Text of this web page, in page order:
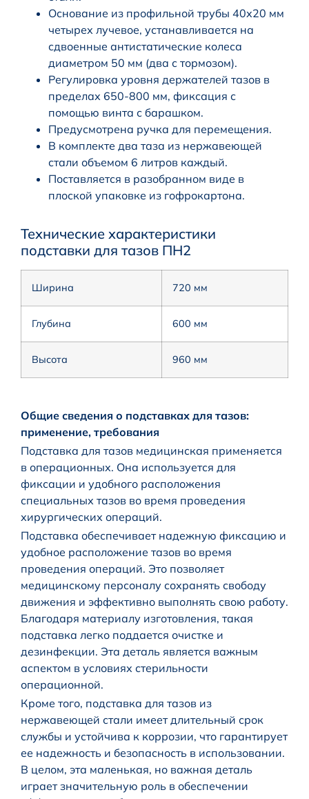
Основание из профильной трубы 40х20 мм
четырех лучевое, устанавливается на
сдвоенные антистатические колеса
диаметром 50 мм (два с тормозом).
Регулировка уровня держателей тазов в
пределах 650-800 мм, фиксация с
помощью винта с барашком.
Предусмотрена ручка для перемещения.
В комплекте два таза из нержавеющей
стали объемом 6 литров каждый.
Поставляется в разобранном виде в
плоской упаковке из гофрокартона.
Технические характеристики
подставки для тазов ПН2
Ширина 720 мм
Глубина 600 мм
Высота 960 мм
Общие сведения о подставках для тазов:
применение, требования
Подставка для тазов медицинская применяется
в операционных. Она используется для
фиксации и удобного расположения
специальных тазов во время проведения
хирургических операций.
Подставка обеспечивает надежную фиксацию и
удобное расположение тазов во время
проведения операций. Это позволяет
медицинскому персоналу сохранять свободу
движения и эффективно выполнять свою работу.
Благодаря материалу изготовления, такая
подставка легко поддается очистке и
дезинфекции. Эта деталь является важным
аспектом в условиях стерильности
операционной.
Кроме того, подставка для тазов из
нержавеющей стали имеет длительный срок
службы и устойчива к коррозии, что гарантирует
ее надежность и безопасность в использовании.
В целом, эта маленькая, но важная деталь
играет значительную роль в обеспечении